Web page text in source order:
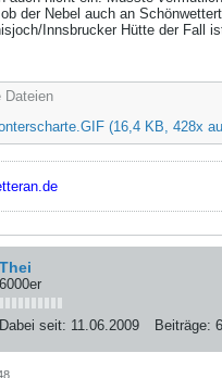
der Nebel auch an
Innsbrucker Hütte der Fall
Dateien
(16,4 KB, 428x
Thei
6000er
Dabei seit: 11.06.2009 Beiträge: